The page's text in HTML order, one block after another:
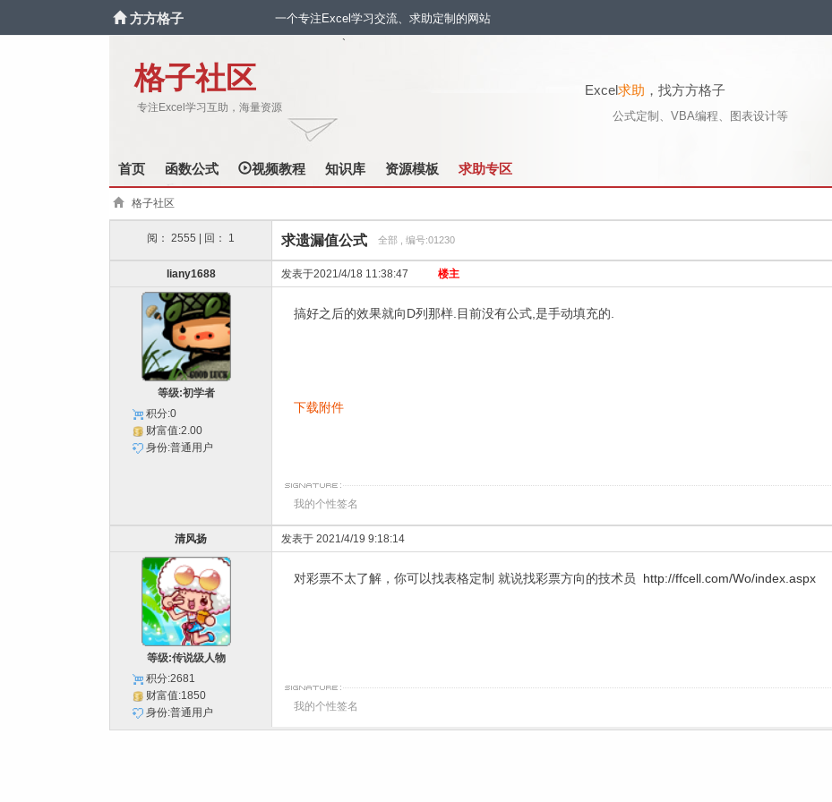
方方格子 一个专注Excel学习交流、求助定制的网站
格子社区
专注Excel学习互助，海量资源
Excel求助 ，找方方格子
公式定制、VBA编程、图表设计等
`
首页 函数公式 视频教程 知识库 资源模板 求助专区
格子社区
阅： 2555 | 回： 1 求遗漏值公式 全部 , 编号:01230
liany1688 发表于2021/4/18 11:38:47 楼主
等级:初学者
积分:0
财富值:2.00
身份:普通用户
搞好之后的效果就向D列那样.目前没有公式,是手动填充的.
下载附件
我的个性签名
清风扬 发表于 2021/4/19 9:18:14
等级:传说级人物
积分:2681
财富值:1850
身份:普通用户
对彩票不太了解，你可以找表格定制 就说找彩票方向的技术员 http://ffcell.com/Wo/index.aspx
我的个性签名